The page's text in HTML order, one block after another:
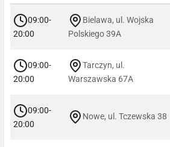
09:00-
20:00
Bielawa, ul. Wojska
Polskiego 39A
09:00-
20:00
Tarczyn, ul.
Warszawska 67A
09:00-
20:00
Nowe, ul. Tczewska 38